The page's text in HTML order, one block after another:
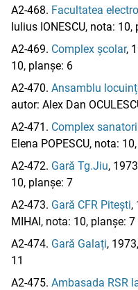
A2-468. Facultatea
Iulius IONESCU, nota: 10,
A2-469. Complex școlar,
10, planșe: 6
A2-470. Ansamblu
autor: Alex Dan
A2-471. Complex
Elena POPESCU, nota:
A2-472. Gară Tg.Jiu,
10, planșe: 7
A2-473. Gară CFR Pitești,
MIHAI, nota: 10, planșe: 7
A2-474. Gară Galați,
11
A2-475. Ambasada RSR